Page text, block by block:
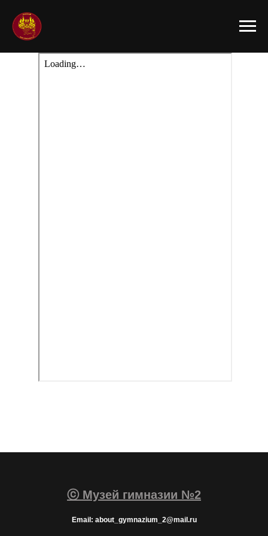
ⓒ Музей гимназии №2
Email: about_gymnazium_2@mail.ru